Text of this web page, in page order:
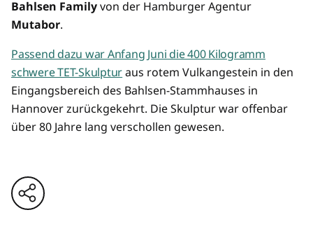
Bahlsen Familyvon der Hamburger Agentur
Mutabor.
Passend dazu war Anfang Juni die 400 Kilogramm
schwere TET-Skulpturaus rotem Vulkangestein in den
Eingangsbereich des Bahlsen-Stammhauses in
Hannover zurückgekehrt. Die Skulptur war offenbar
über 80 Jahre lang verschollen gewesen.